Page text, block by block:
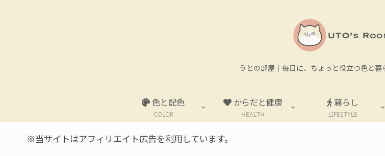
うとの部屋｜毎日に、ちょっと役立つ色と暮
色と配色
COLOR
からだと健康
HEALTH
暮らし
LIFESTYLE
※当サイトはアフィリエイト広告を利用しています。